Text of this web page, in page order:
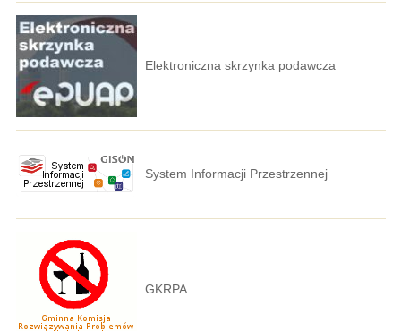
Elektroniczna skrzynka podawcza
System Informacji Przestrzennej
GKRPA